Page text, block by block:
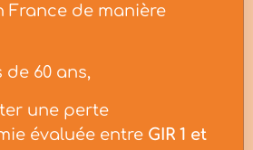
France de manière
de 60 ans,
une perte
évaluée entre GIR 1 et